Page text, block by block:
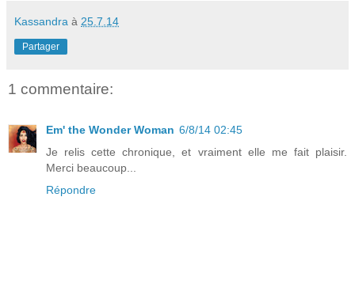
Kassandra à 25.7.14
Partager
1 commentaire:
Em' the Wonder Woman 6/8/14 02:45
Je relis cette chronique, et vraiment elle me fait plaisir.
Merci beaucoup...
Répondre